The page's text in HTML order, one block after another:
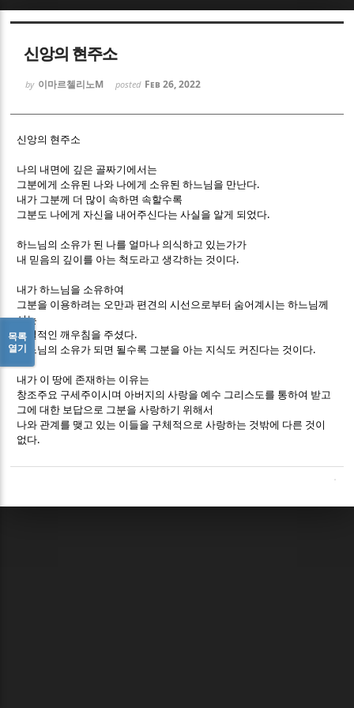
신앙의 현주소
by 이마르첼리노M posted Feb 26, 2022
신앙의 현주소
나의 내면에 깊은 골짜기에서는
그분에게 소유된 나와 나에게 소유된 하느님을 만난다.
내가 그분께 더 많이 속하면 속할수록
그분도 나에게 자신을 내어주신다는 사실을 알게 되었다.
하느님의 소유가 된 나를 얼마나 의식하고 있는가가
내 믿음의 깊이를 아는 척도라고 생각하는 것이다.
내가 하느님을 소유하여
그분을 이용하려는 오만과 편견의 시선으로부터 숨어계시는 하느님께
서는
역설적인 깨우침을 주셨다.
하느님의 소유가 되면 될수록 그분을 아는 지식도 커진다는 것이다.
내가 이 땅에 존재하는 이유는
창조주요 구세주이시며 아버지의 사랑을 예수 그리스도를 통하여 받고
그에 대한 보답으로 그분을 사랑하기 위해서
나와 관계를 맺고 있는 이들을 구체적으로 사랑하는 것밖에 다른 것이
없다.
목록
열기
Sketchbook5, 스케치북5
Sketchbook5, 스케치북5
Sketchbook5, 스케치북5
Sketchbook5, 스케치북5